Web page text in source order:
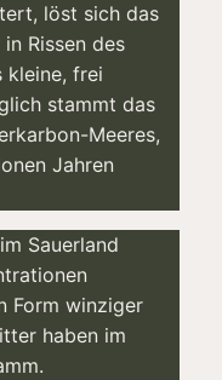
löst sich das
Rissen des
kleine, frei
stammt das
Meeres,
Jahren
Sauerland
Form winziger
haben im